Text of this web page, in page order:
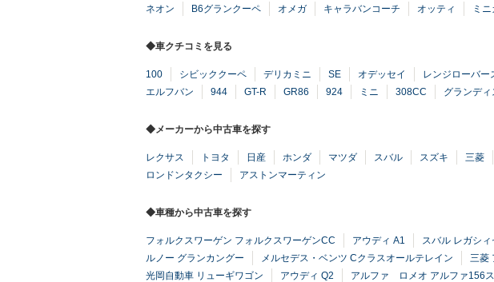
ネオン
B6グランクーペ オメガ キャラバンコーチ オッティ ミニ
◆車クチコミを見る
100 シビッククーペ デリカミニ SE オデッセイ レンジローバー
エルフバン
944 GT-R GR86 924 ミニ 308CC グランディ
◆メーカーから中古車を探す
レクサス トヨタ 日産 ホンダ マツダ スバル スズキ 三菱
ロンドンタクシー
アストンマーティン
◆車種から中古車を探す
フォルクスワーゲン フォルクスワーゲンCC アウディ A1 スバル レガシィ
ルノー グランカングー
メルセデス・ベンツ Cクラスオールテレイン 三菱
光岡自動車 リューギワゴン
アウディ Q2 アルファ ロメオ アルファ156